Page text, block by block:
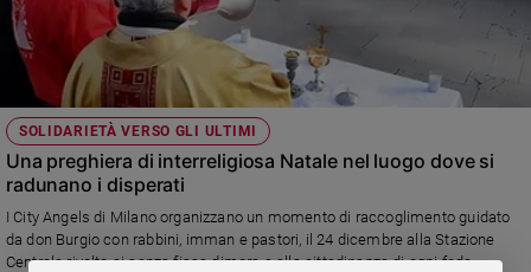
SOLIDARIETÀ VERSO GLI ULTIMI
Una preghiera di interreligiosa Natale nel luogo dove si
radunano i disperati
I City Angels di Milano organizzano un momento di raccoglimento guidato
da don Burgio con rabbini, imman e pastori, il 24 dicembre alla Stazione
Centrale rivolto ai senza fissa dimora e alla cittadinanza di ogni fede